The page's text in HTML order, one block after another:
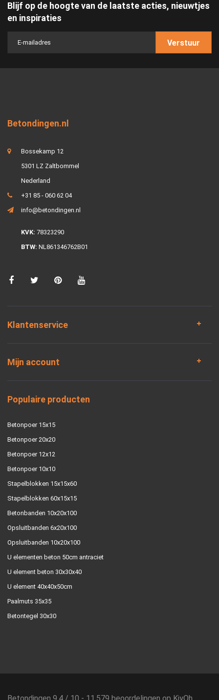
Blijf op de hoogte van de laatste acties, nieuwtjes
en inspiraties
Verstuur
Betondingen.nl
Bossekamp 12
5301 LZ Zaltbommel
Nederland
+31 85 - 060 62 04
info@betondingen.nl
KVK: 78323290
BTW: NL861346762B01
Klantenservice
Mijn account
Populaire producten
Betonpoer 15x15
Betonpoer 20x20
Betonpoer 12x12
Betonpoer 10x10
Stapelblokken 15x15x60
Stapelblokken 60x15x15
Betonbanden 10x20x100
Opsluitbanden 6x20x100
Opsluitbanden 10x20x100
U elementen beton 50cm antraciet
U element beton 30x30x40
U element 40x40x50cm
Paalmuts 35x35
Betontegel 30x30